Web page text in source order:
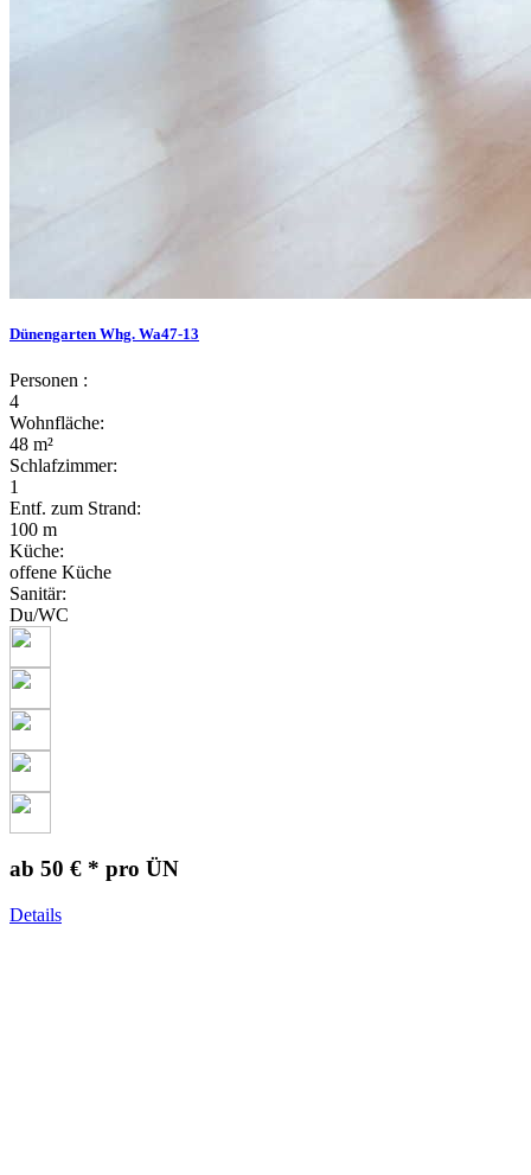
Dünengarten Whg. Wa47-13
Personen :
4
Wohnfläche:
48 m²
Schlafzimmer:
1
Entf. zum Strand:
100 m
Küche:
offene Küche
Sanitär:
Du/WC
ab 50 € * pro ÜN
Details